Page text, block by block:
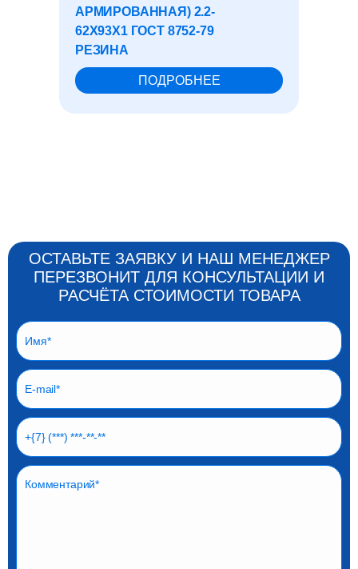
АРМИРОВАННАЯ) 2.2-
62X93X1 ГОСТ 8752-79
РЕЗИНА
ПОДРОБНЕЕ
ОСТАВЬТЕ ЗАЯВКУ И НАШ МЕНЕДЖЕР
ПЕРЕЗВОНИТ ДЛЯ КОНСУЛЬТАЦИИ И
РАСЧЁТА СТОИМОСТИ ТОВАРА